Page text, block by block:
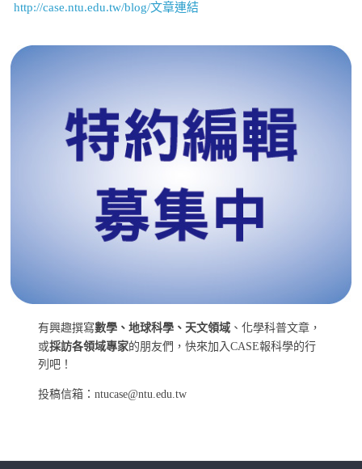
http://case.ntu.edu.tw/blog/文章連結
有興趣撰寫數學、地球科學、天文領域 、化學科普文章，
或採訪各領域專家的朋友們，快來加入CASE報科學的行
列吧！
投稿信箱：ntucase@ntu.edu.tw